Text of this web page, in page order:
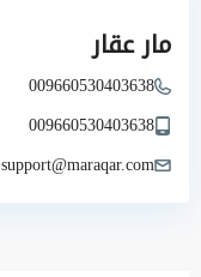
مار عقار
009660530403638
009660530403638
support@maraqar.com